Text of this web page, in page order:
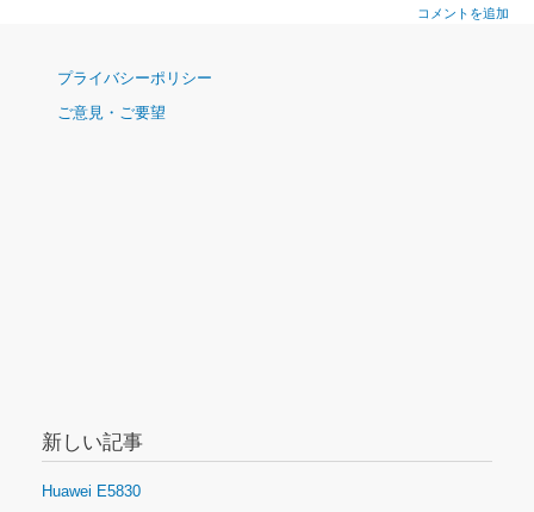
コメントを追加
ナ
ゲ
プライバシーポリシー
ご意見・ご要望
新しい記事
Huawei E5830